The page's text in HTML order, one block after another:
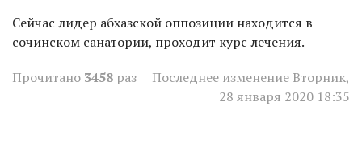
Сейчас лидер абхазской оппозиции находится в
сочинском санатории, проходит курс лечения.
Прочитано 3458 раз
Последнее изменение Вторник,
28 января 2020 18:35